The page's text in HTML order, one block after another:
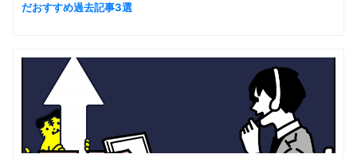
だおすすめ過去記事3選